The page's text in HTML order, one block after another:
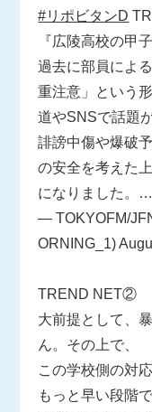
#リポビタンD
『広陵高校の甲
過去に部員によ
重注意」という
道やSNSで話題
誹謗中傷や爆破
の安全を考えた
になりました。…
— TOKYOFM/
ORNING_1)
TREND NET②
大前提として、
ん。その上で、
この学校側の対
もっと早い段階